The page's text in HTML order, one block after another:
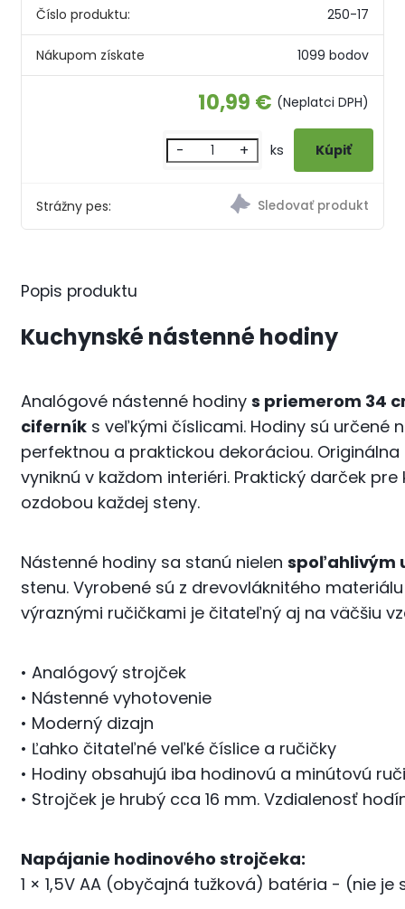
Číslo produktu: 250-17
Nákupom získate 1099 bodov
10,99 € (Neplatci DPH)
Strážny pes:
- + ks
Popis produktu
Kuchynské nástenné hodiny
Analógové nástenné hodinys priemerom 34
ciferník s veľkými číslicami. Hodiny sú určené
perfektnou a praktickou dekoráciou.
vyniknú v každom interiéri. Praktický darček
ozdobou každej steny.
Nástenné hodiny sa stanú nielenspoľahlivým
stenu. Vyrobené sú z drevovláknitého
výraznými ručičkami je čitateľný aj na väčšiu
• Analógový strojček
• Nástenné vyhotovenie
• Moderný dizajn
• Ľahko čitateľné veľké číslice a ručičky
• Hodiny obsahujú iba hodinovú a minútovú
• Strojček je hrubý cca 16 mm. Vzdialenosť
Napájanie hodinového strojčeka:
1 × 1,5V AA (obyčajná tužková) batéria - (nie